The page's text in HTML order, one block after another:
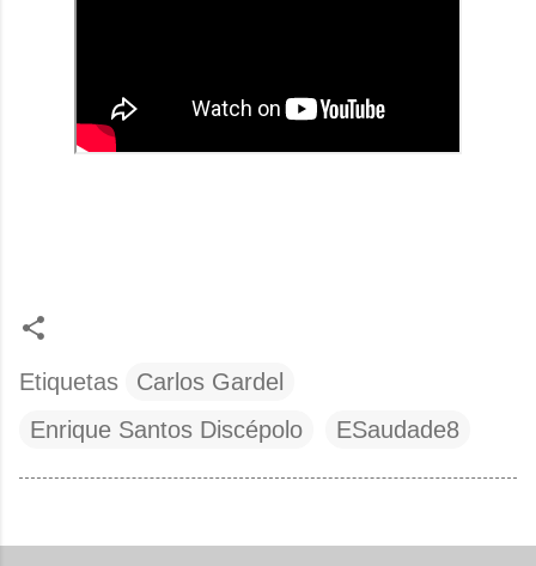
Etiquetas
Carlos Gardel
Enrique Santos Discépolo
ESaudade8